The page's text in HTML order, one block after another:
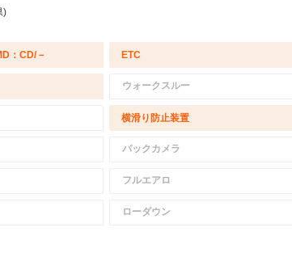
)
：CD/－ ETC
ウォークスルー
横滑り防止装置
バックカメラ
フルエアロ
ローダウン